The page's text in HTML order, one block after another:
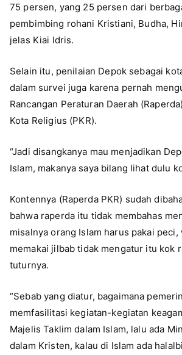
75 persen, yang 25 persen dari
pembimbing rohani Kristiani, Budha,
jelas Kiai Idris.
Selain itu, penilaian Depok sebagai
dalam survei juga karena pernah
Rancangan Peraturan Daerah
Kota Religius (PKR).
“Jadi disangkanya mau menjadikan
Islam, makanya saya bilang lihat dulu
Kontennya (Raperda PKR) sudah
bahwa raperda itu tidak membahas
misalnya orang Islam harus pakai peci,
memakai jilbab tidak mengatur itu kok
tuturnya.
“Sebab yang diatur, bagaimana
memfasilitasi kegiatan-kegiatan
Majelis Taklim dalam Islam, lalu ada
dalam Kristen, kalau di Islam ada